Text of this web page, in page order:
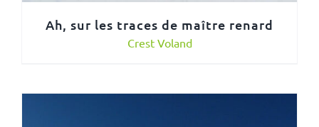
Ah, sur les traces de maître renard
Crest Voland